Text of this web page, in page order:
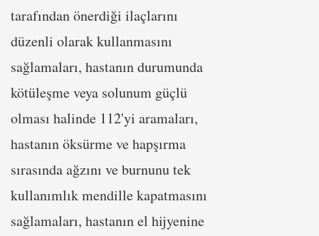
tarafından önerdiği ilaçlarını
düzenli olarak kullanmasını
sağlamaları, hastanın durumunda
kötüleşme veya solunum güçlü
olması halinde 112'yi aramaları,
hastanın öksürme ve hapşırma
sırasında ağzını ve burnunu tek
kullanımlık mendille kapatmasını
sağlamaları, hastanın el hijyenine